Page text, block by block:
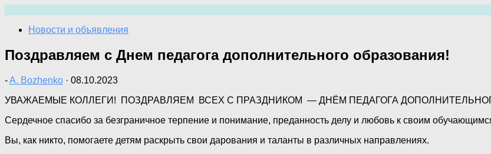
содержимому
Новости и объявления
Поздравляем с Днем педагога дополнительного образования!
-A. Bozhenko · 08.10.2023
УВАЖАЕМЫЕ КОЛЛЕГИ! ПОЗДРАВЛЯЕМ ВСЕХ С ПРАЗДНИКОМ — ДНЁМ ПЕДАГОГА
Сердечное спасибо за безграничное терпение и понимание, преданность делу и любовь к своим
Вы, как никто, помогаете детям раскрыть свои дарования и таланты в различных направлениях.